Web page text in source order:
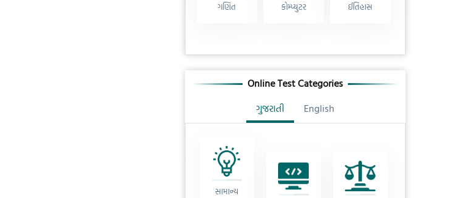
ગણિત કોમ્પ્યુટર
ઈતિહાસ
Online Test Categories
ગુજરાતી
English
સામાન્ય